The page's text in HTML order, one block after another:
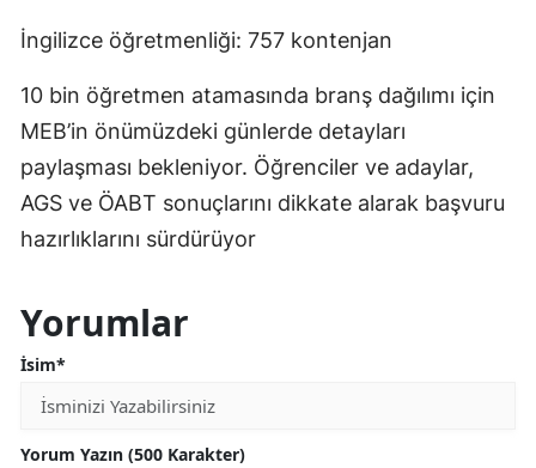
İngilizce öğretmenliği: 757 kontenjan
10 bin öğretmen atamasında branş dağılımı için
MEB’in önümüzdeki günlerde detayları
paylaşması bekleniyor. Öğrenciler ve adaylar,
AGS ve ÖABT sonuçlarını dikkate alarak başvuru
hazırlıklarını sürdürüyor
Yorumlar
İsim*
Yorum Yazın (500 Karakter)